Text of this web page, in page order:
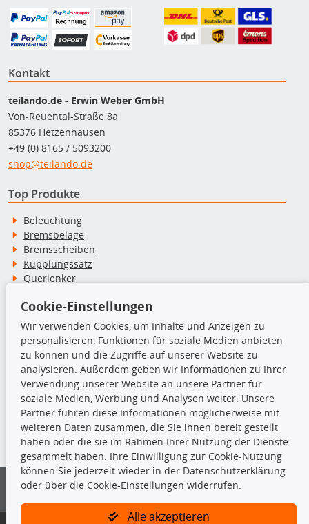
Kontakt
teilando.de - Erwin Weber GmbH
Von-Reuental-Straße 8a
85376 Hetzenhausen
+49 (0) 8165 / 5093200
shop@teilando.de
Top Produkte
Beleuchtung
Bremsbeläge
Bremsscheiben
Kupplungssatz
Querlenker
Stoßdämpfer
TecDoc Inside
Die hier angezeigten Daten insbesondere die gesamte Datenbank dürfen
nicht kopiert werden.
Es ist zu unterlassen, die Daten oder die gesamte Datenbank ohne
vorherige Zustimmung von TecDoc zu vervielfältigen, zu verbreiten
und/oder diese Handlungen durch Dritte ausführen zu lassen. Ein
Bitte prüfen Sie, ob das über unseren Onlineshop identifizierte Ersatzteil
Cookie-Einstellungen
Wir verwenden Cookies, um Inhalte und Anzeigen zu
personalisieren, Funktionen für soziale Medien anbieten
zu können und die Zugriffe auf unserer Website zu
analysieren. Außerdem geben wir Informationen zu Ihrer
Verwendung unserer Website an unsere Partner für
soziale Medien, Werbung und Analysen weiter. Unsere
Partner führen diese Informationen möglicherweise mit
weiteren Daten zusammen, die Sie ihnen bereit gestellt
haben oder die sie im Rahmen Ihrer Nutzung der Dienste
gesammelt haben. Ihre Einwilligung zur Cookie-Nutzung
können Sie jederzeit wieder in der Datenschutzerklärung
oder über die Cookie-Einstellungen widerrufen.
Alle akzeptieren